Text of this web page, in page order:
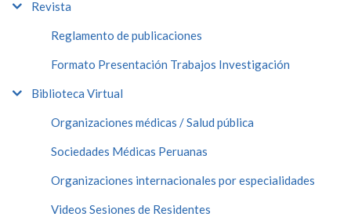
Revista
Reglamento de publicaciones
Formato Presentación Trabajos Investigación
Biblioteca Virtual
Organizaciones médicas / Salud pública
Sociedades Médicas Peruanas
Organizaciones internacionales por especialidades
Videos Sesiones de Residentes